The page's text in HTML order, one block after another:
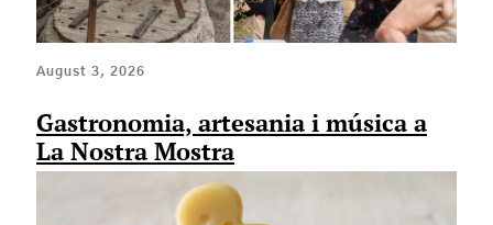
August 3, 2026
Gastronomia, artesania i música a
La Nostra Mostra